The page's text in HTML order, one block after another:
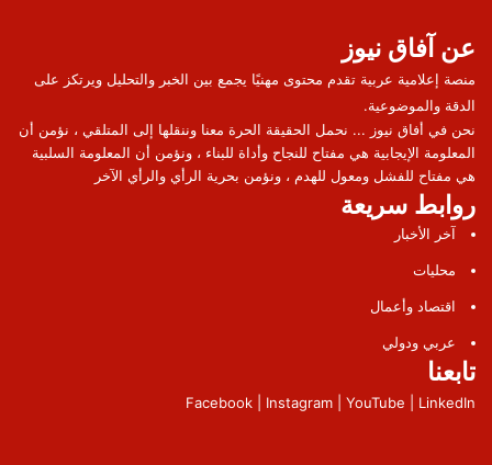
عن آفاق نيوز
منصة إعلامية عربية تقدم محتوى مهنيًا يجمع بين الخبر والتحليل ويرتكز على
الدقة والموضوعية.
نحن في أفاق نيوز ... نحمل الحقيقة الحرة معنا وننقلها إلى المتلقي ، نؤمن أن
المعلومة الإيجابية هي مفتاح للنجاح وأداة للبناء ، ونؤمن أن المعلومة السلبية
هي مفتاح للفشل ومعول للهدم ، ونؤمن بحرية الرأي والرأي الآخر
روابط سريعة
آخر الأخبار
محليات
اقتصاد وأعمال
عربي ودولي
تابعنا
Facebook | Instagram | YouTube | LinkedIn